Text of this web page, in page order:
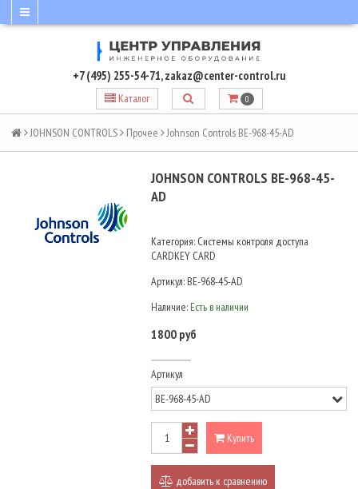
+7 (495) 255-54-71,zakaz@center-control.ru
Каталог 0
JOHNSON CONTROLS Прочее Johnson Controls BE-968-45-AD
JOHNSON CONTROLS BE-968-45-
AD
Категория: Системы контроля доступа
CARDKEY CARD
Артикул: BE-968-45-AD
Наличие: Есть в наличии
1800 руб
Артикул
Купить
добавить к сравнению